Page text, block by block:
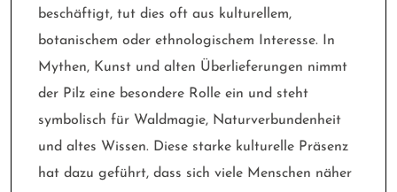
beschäftigt, tut dies oft aus kulturellem,
botanischem oder ethnologischem Interesse. In
Mythen, Kunst und alten Überlieferungen nimmt
der Pilz eine besondere Rolle ein und steht
symbolisch für Waldmagie, Naturverbundenheit
und altes Wissen. Diese starke kulturelle Präsenz
hat dazu geführt, dass sich viele Menschen näher